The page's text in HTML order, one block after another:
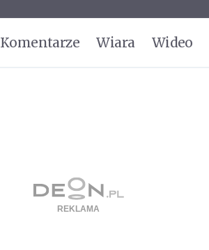
Komentarze Wiara Wideo